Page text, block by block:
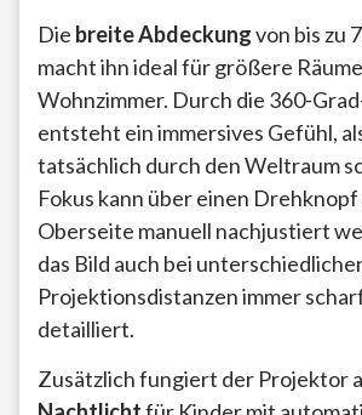
Die breite Abdeckungvon bis zu
macht ihn ideal für größere
Wohnzimmer. Durch die 360-
entsteht ein immersives Gefühl,
tatsächlich durch den Weltraum
Fokus kann über einen Drehknopf
Oberseite manuell nachjustiert
das Bild auch bei
Projektionsdistanzen immer
detailliert.
Zusätzlich fungiert der Projektor